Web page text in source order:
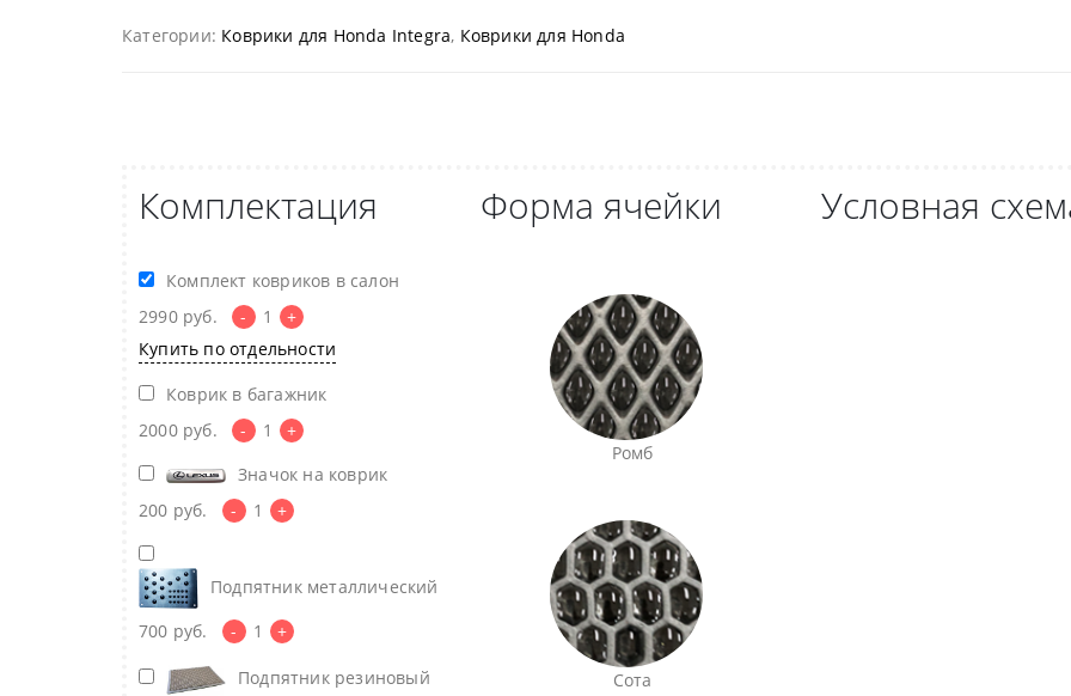
Категории: Коврики для Honda Integra, Коврики для Honda
Комплектация
Комплект ковриков в салон
2990 руб. - 1
+
Купить по отдельности
Коврик в багажник
2000 руб. - 1
+
Значок на коврик
200 руб. - 1 +
Подпятник металлический
700 руб. - 1 +
Подпятник резиновый
Форма ячейки
Ромб
Сота
Условная